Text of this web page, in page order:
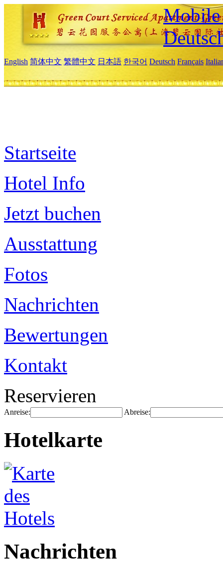
Mobile
English 简体中文 繁體中文 日本語 한국어 Deutsch Français
Startseite
Hotel Info
Jetzt buchen
Ausstattung
Fotos
Nachrichten
Bewertungen
Kontakt
Reservieren
Anreise: Abreise:
Hotelkarte
Nachrichten